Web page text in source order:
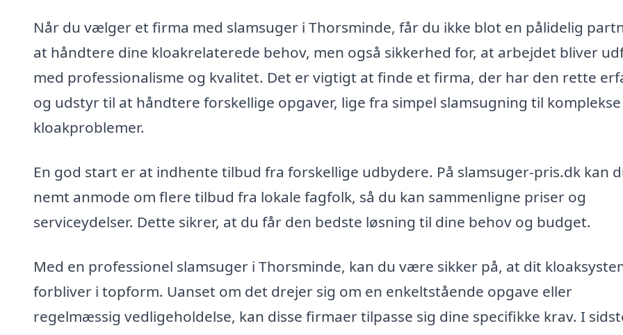
Når du vælger et firma med slamsuger i Thorsminde, får du ikke blot en pålidelig
at håndtere dine kloakrelaterede behov, men også sikkerhed for, at arbejdet bliver
med professionalisme og kvalitet. Det er vigtigt at finde et firma, der har den rette
og udstyr til at håndtere forskellige opgaver, lige fra simpel slamsugning til komplekse
kloakproblemer.
En god start er at indhente tilbud fra forskellige udbydere. På slamsuger-pris.dk kan
nemt anmode om flere tilbud fra lokale fagfolk, så du kan sammenligne priser og
serviceydelser. Dette sikrer, at du får den bedste løsning til dine behov og budget.
Med en professionel slamsuger i Thorsminde, kan du være sikker på, at dit
forbliver i topform. Uanset om det drejer sig om en enkeltstående opgave eller
regelmæssig vedligeholdelse, kan disse firmaer tilpasse sig dine specifikke krav. I